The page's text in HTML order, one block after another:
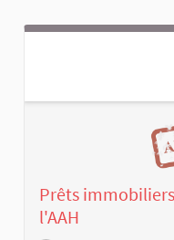
Prêts
l'AAH